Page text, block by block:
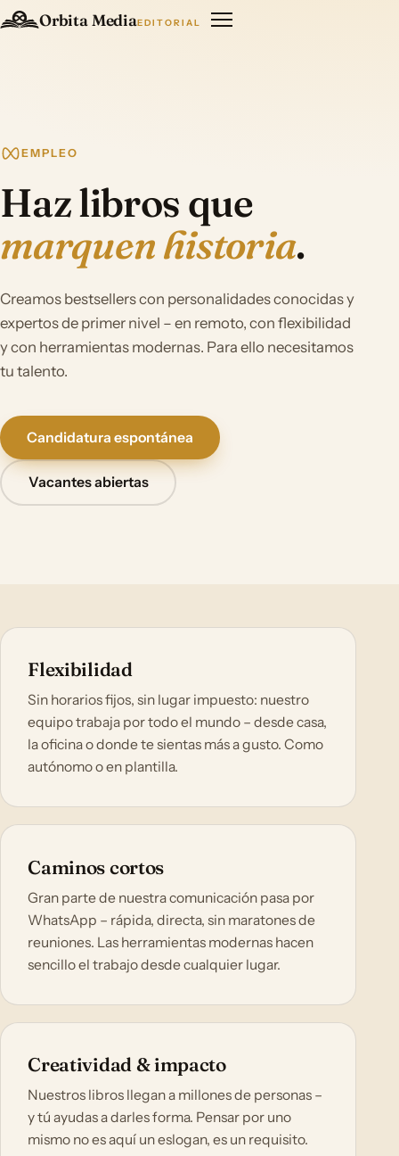
Orbita MediaEDITORIAL
EMPLEO
Haz libros que
marquen historia.
Creamos bestsellers con personalidades conocidas y
expertos de primer nivel – en remoto, con flexibilidad
y con herramientas modernas. Para ello necesitamos
tu talento.
Candidatura espontánea
Vacantes abiertas
Flexibilidad
Sin horarios fijos, sin lugar impuesto: nuestro
equipo trabaja por todo el mundo – desde casa,
la oficina o donde te sientas más a gusto. Como
autónomo o en plantilla.
Caminos cortos
Gran parte de nuestra comunicación pasa por
WhatsApp – rápida, directa, sin maratones de
reuniones. Las herramientas modernas hacen
sencillo el trabajo desde cualquier lugar.
Creatividad & impacto
Nuestros libros llegan a millones de personas –
y tú ayudas a darles forma. Pensar por uno
mismo no es aquí un eslogan, es un requisito.